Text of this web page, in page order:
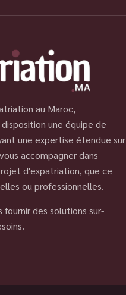
au Maroc,
une équipe de
une expertise étendue sur
accompagner dans
d'expatriation, que ce
ou professionnelles.
des solutions sur-